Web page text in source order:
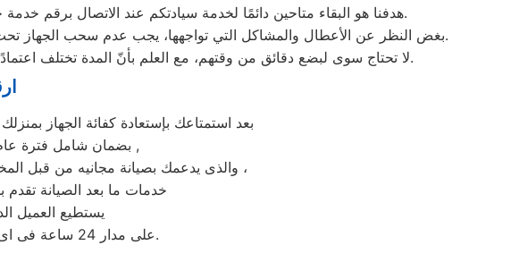
هدفنا هو البقاء متاحين دائمًا لخدمة سيادتكم عند الاتصال برقم خدمة جولدي الموحَّد، وهو 01154008110. نحن نؤدي صيانة لأي جهاز من جهزة جولدي في منوف بحضرتكم.
بغض النظر عن الأعطال والمشاكل التي تواجهها، يجب عدم سحب الجهاز تحت أي ظرف من الظروف. يتم تنفيذ الصيانة على يد فنيي جولدي في مدينة منوف بشكلٍ فوري عند حضورهم.
لا تحتاج سوى لبضع دقائق من وقتهم، مع العلم بأنّ المدة تختلف اعتمادًا على نوع الخلل الموجود. نقوم بصيانة أجهزة جولدي الموجودة في منوف فقط، ولا نبيع قطع الغيار لها.
بعد استمتاعك بإستعادة كفائة الجهاز
بضمان شامل فترة عام , الضمان الذى يدعمك بالثقة فى جودة خدمة المختص ,
والذى يدعمك بصيانة مجانيه من قبل المختص خلال فترة الضمان مع زيارة بعد فترة للتأكد من سلامه وكفائة الجهاز ،
خدمات ما بعد الصيانة تقدم
يستطيع العميل
على مدار 24 ساعة فى اى وقت استقبال شكوى العملاء والرد عليهم فى اسرع وقت.